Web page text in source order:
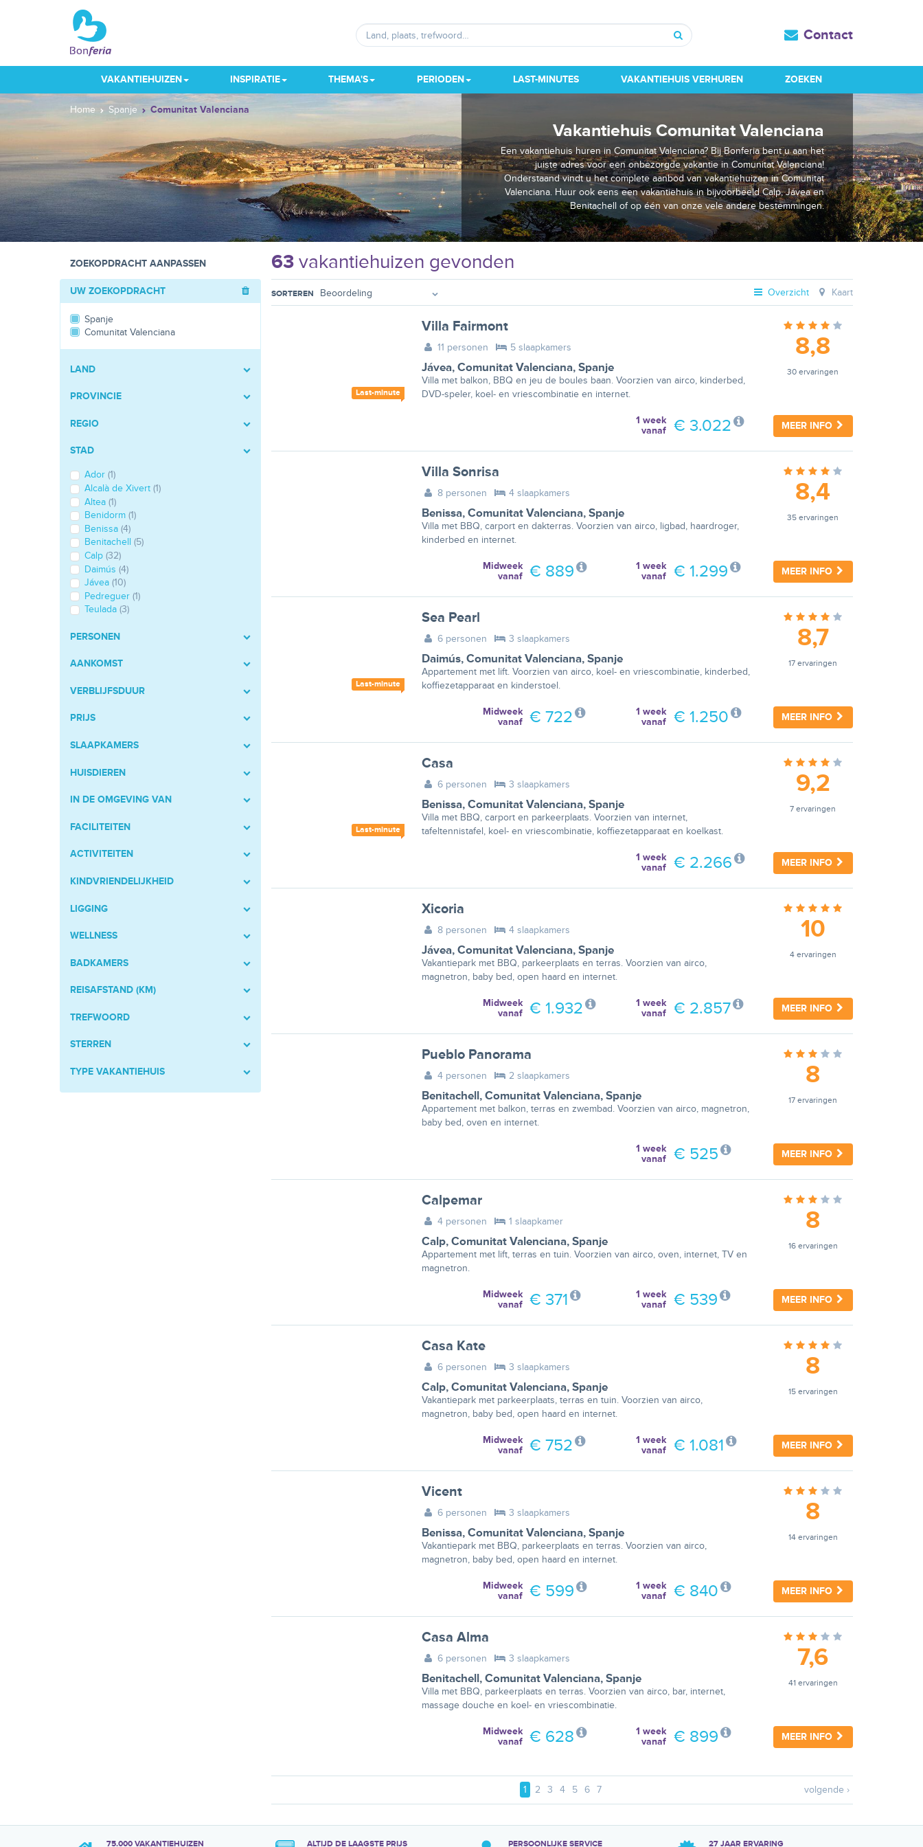
Zoeken
Contact
VAKANTIEHUIZEN INSPIRATIE THEMA'S PERIODEN LAST-MINUTES VAKANTIEHUIS VERHUREN ZOEKEN
Home Spanje Comunitat Valenciana
Vakantiehuis Comunitat Valenciana
Een vakantiehuis huren in Comunitat Valenciana? Bij Bonferia bent u aan het
juiste adres voor een onbezorgde vakantie in Comunitat Valenciana!
Onderstaand vindt u het complete aanbod van vakantiehuizen in Comunitat
Valenciana. Huur ook eens een vakantiehuis in bijvoorbeeld Calp, Jávea en
Benitachell of op één van onze vele andere bestemmingen.
ZOEKOPDRACHT AANPASSEN 63vakantiehuizen gevonden
UW ZOEKOPDRACHT
Spanje
Comunitat Valenciana
LAND
PROVINCIE
REGIO
STAD
Ador (1)
Alcalà de Xivert (1)
Altea (1)
Benidorm (1)
Benissa (4)
Benitachell (5)
Calp (32)
Daimús (4)
Jávea (10)
Pedreguer (1)
Teulada (3)
PERSONEN
AANKOMST
VERBLIJFSDUUR
PRIJS
SLAAPKAMERS
HUISDIEREN
IN DE OMGEVING VAN
FACILITEITEN
ACTIVITEITEN
KINDVRIENDELIJKHEID
LIGGING
WELLNESS
BADKAMERS
REISAFSTAND (KM)
TREFWOORD
STERREN
TYPE VAKANTIEHUIS
SORTEREN Overzicht Kaart
Last-minute
Villa Fairmont
11 personen 5 slaapkamers
Jávea, Comunitat Valenciana, Spanje
Villa met balkon, BBQ en jeu de boules baan. Voorzien van airco, kinderbed,
DVD-speler, koel- en vriescombinatie en internet.
8,8
30 ervaringen
MEER INFO
1 week
vanaf
€ 3.022
Villa Sonrisa
8 personen 4 slaapkamers
Benissa, Comunitat Valenciana, Spanje
Villa met BBQ, carport en dakterras. Voorzien van airco, ligbad, haardroger,
kinderbed en internet.
8,4
35 ervaringen
MEER INFO
1 week
vanaf
€ 1.299
Midweek
vanaf
€ 889
Last-minute
Sea Pearl
6 personen 3 slaapkamers
Daimús, Comunitat Valenciana, Spanje
Appartement met lift. Voorzien van airco, koel- en vriescombinatie, kinderbed,
koffiezetapparaat en kinderstoel.
8,7
17 ervaringen
MEER INFO
1 week
vanaf
€ 1.250
Midweek
vanaf
€ 722
Last-minute
Casa
6 personen 3 slaapkamers
Benissa, Comunitat Valenciana, Spanje
Villa met BBQ, carport en parkeerplaats. Voorzien van internet,
tafeltennistafel, koel- en vriescombinatie, koffiezetapparaat en koelkast.
9,2
7 ervaringen
MEER INFO
1 week
vanaf
€ 2.266
Xicoria
8 personen 4 slaapkamers
Jávea, Comunitat Valenciana, Spanje
Vakantiepark met BBQ, parkeerplaats en terras. Voorzien van airco,
magnetron, baby bed, open haard en internet.
10
4 ervaringen
MEER INFO
1 week
vanaf
€ 2.857
Midweek
vanaf
€ 1.932
Pueblo Panorama
4 personen 2 slaapkamers
Benitachell, Comunitat Valenciana, Spanje
Appartement met balkon, terras en zwembad. Voorzien van airco, magnetron,
baby bed, oven en internet.
8
17 ervaringen
MEER INFO
1 week
vanaf
€ 525
Calpemar
4 personen 1 slaapkamer
Calp, Comunitat Valenciana, Spanje
Appartement met lift, terras en tuin. Voorzien van airco, oven, internet, TV en
magnetron.
8
16 ervaringen
MEER INFO
1 week
vanaf
€ 539
Midweek
vanaf
€ 371
Casa Kate
6 personen 3 slaapkamers
Calp, Comunitat Valenciana, Spanje
Vakantiepark met parkeerplaats, terras en tuin. Voorzien van airco,
magnetron, baby bed, open haard en internet.
8
15 ervaringen
MEER INFO
1 week
vanaf
€ 1.081
Midweek
vanaf
€ 752
Vicent
6 personen 3 slaapkamers
Benissa, Comunitat Valenciana, Spanje
Vakantiepark met BBQ, parkeerplaats en terras. Voorzien van airco,
magnetron, baby bed, open haard en internet.
8
14 ervaringen
MEER INFO
1 week
vanaf
€ 840
Midweek
vanaf
€ 599
Casa Alma
6 personen 3 slaapkamers
Benitachell, Comunitat Valenciana, Spanje
Villa met BBQ, parkeerplaats en terras. Voorzien van airco, bar, internet,
massage douche en koel- en vriescombinatie.
7,6
41 ervaringen
MEER INFO
1 week
vanaf
€ 899
Midweek
vanaf
€ 628
1 2 3 4 5 6 7 volgende ›
75.000 VAKANTIEHUIZEN ALTIJD DE LAAGSTE PRIJS PERSOONLIJKE SERVICE 27 JAAR ERVARING